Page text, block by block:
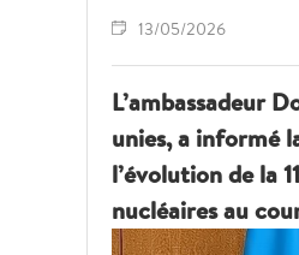
13/05/2026
L’ambassadeur
unies, a informé
l’évolution de la
nucléaires au